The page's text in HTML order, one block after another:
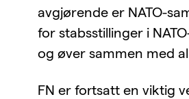
avgjørende er NATO-
for stabsstillinger i
og øver sammen med
FN er fortsatt en viktig